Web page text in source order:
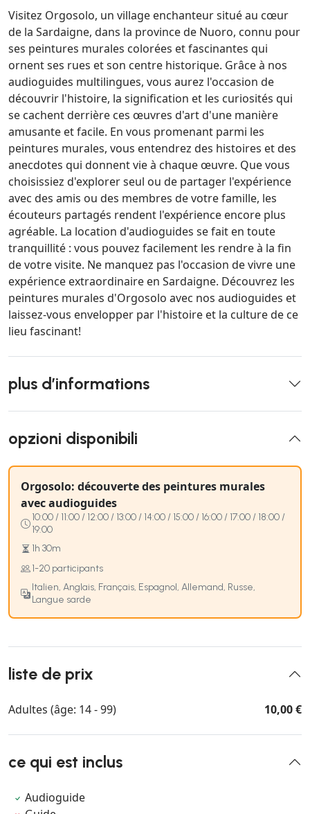
Visitez Orgosolo, un village enchanteur situé au cœur
de la Sardaigne, dans la province de Nuoro, connu pour
ses peintures murales colorées et fascinantes qui
ornent ses rues et son centre historique. Grâce à nos
audioguides multilingues, vous aurez l'occasion de
découvrir l'histoire, la signification et les curiosités qui
se cachent derrière ces œuvres d'art d'une manière
amusante et facile. En vous promenant parmi les
peintures murales, vous entendrez des histoires et des
anecdotes qui donnent vie à chaque œuvre. Que vous
choisissiez d'explorer seul ou de partager l'expérience
avec des amis ou des membres de votre famille, les
écouteurs partagés rendent l'expérience encore plus
agréable. La location d'audioguides se fait en toute
tranquillité : vous pouvez facilement les rendre à la fin
de votre visite. Ne manquez pas l'occasion de vivre une
expérience extraordinaire en Sardaigne. Découvrez les
peintures murales d'Orgosolo avec nos audioguides et
laissez-vous envelopper par l'histoire et la culture de ce
lieu fascinant!
plus d’informations
opzioni disponibili
Orgosolo: découverte des peintures murales
avec audioguides
10:00 / 11:00 / 12:00 / 13:00 / 14:00 / 15:00 / 16:00 / 17:00 / 18:00 /
19:00
1h 30m
1-20 participants
Italien, Anglais, Français, Espagnol, Allemand, Russe,
Langue sarde
liste de prix
Adultes (âge: 14 - 99) 10,00 €
ce qui est inclus
Audioguide